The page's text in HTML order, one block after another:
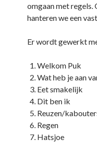
omgaan met
hanteren we een
Er wordt gewerkt
Welkom Puk
Wat heb je aan
Eet smakelijk
Dit ben ik
Reuzen/
Regen
Hatsjoe